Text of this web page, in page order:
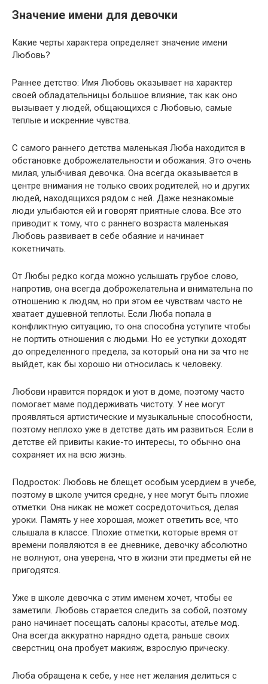
Значение имени для девочки
Какие черты характера определяет значение имени
Любовь?
Раннее детство: Имя Любовь оказывает на характер
своей обладательницы большое влияние, так как оно
вызывает у людей, общающихся с Любовью, самые
теплые и искренние чувства.
С самого раннего детства маленькая Люба находится в
обстановке доброжелательности и обожания. Это очень
милая, улыбчивая девочка. Она всегда оказывается в
центре внимания не только своих родителей, но и других
людей, находящихся рядом с ней. Даже незнакомые
люди улыбаются ей и говорят приятные слова. Все это
приводит к тому, что с раннего возраста маленькая
Любовь развивает в себе обаяние и начинает
кокетничать.
От Любы редко когда можно услышать грубое слово,
напротив, она всегда доброжелательна и внимательна по
отношению к людям, но при этом ее чувствам часто не
хватает душевной теплоты. Если Люба попала в
конфликтную ситуацию, то она способна уступите чтобы
не портить отношения с людьми. Но ее уступки доходят
до определенного предела, за который она ни за что не
выйдет, как бы хорошо ни относилась к человеку.
Любови нравится порядок и уют в доме, поэтому часто
помогает маме поддерживать чистоту. У нее могут
проявляться артистические и музыкальные способности,
поэтому неплохо уже в детстве дать им развиться. Если в
детстве ей привиты какие-то интересы, то обычно она
сохраняет их на всю жизнь.
Подросток: Любовь не блещет особым усердием в учебе,
поэтому в школе учится средне, у нее могут быть плохие
отметки. Она никак не может сосредоточиться, делая
уроки. Память у нее хорошая, может ответить все, что
слышала в классе. Плохие отметки, которые время от
времени появляются в ее дневнике, девочку абсолютно
не волнуют, она уверена, что в жизни эти предметы ей не
пригодятся.
Уже в школе девочка с этим именем хочет, чтобы ее
заметили. Любовь старается следить за собой, поэтому
рано начинает посещать салоны красоты, ателье мод.
Она всегда аккуратно нарядно одета, раньше своих
сверстниц она пробует макияж, взрослую прическу.
Люба обращена к себе, у нее нет желания делиться с